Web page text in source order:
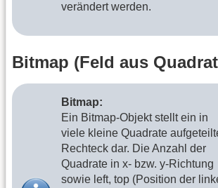
verändert werden.
Bitmap (Feld aus
Bitmap:
Ein Bitmap-Objekt stellt ein in
viele kleine Quadrate
Rechteck dar. Die Anzahl der
Quadrate in x- bzw. y-Richtung
sowie left, top (Position der